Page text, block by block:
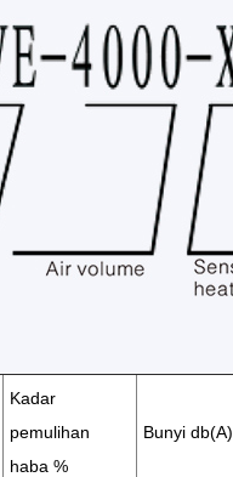
Kadar
pemulihan
haba %
Bunyi db(A)